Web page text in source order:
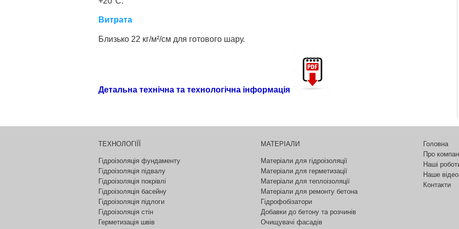
Витрата
Близько 22 кг/м²/см для готового шару.
Детальна технічна та технологічна інформація
ТЕХНОЛОГІЇЇ
Гідроізоляція фундаменту
Гідроізоляція підвалу
Гідроізоляція покрівлі
Гідроізоляція басейну
Гідроізоляція підлоги
Гідроізоляція стін
Герметизація швів
МАТЕРІАЛИ
Матеріали для гідроізоляції
Матеріали для герметизації
Матеріали для теплоізоляції
Матеріали для ремонту бетона
Гідрофобізатори
Добавки до бетону та розчинів
Очищувачі фасадів
Головна
Про
Наші
Наше відео
Контакти